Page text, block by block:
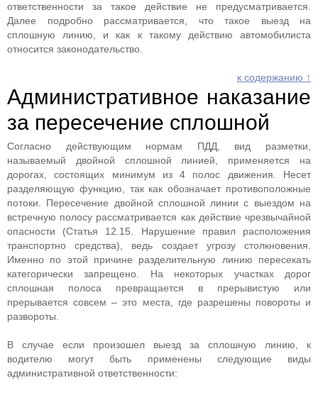
ответственности за такое действие не предусматривается.
Далее подробно рассматривается, что такое выезд на
сплошную линию, и как к такому действию автомобилиста
относится законодательство.
к содержанию ↑
Административное наказание
за пересечение сплошной
Согласно действующим нормам ПДД, вид разметки,
называемый двойной сплошной линией, применяется на
дорогах, состоящих минимум из 4 полос движения. Несет
разделяющую функцию, так как обозначает противоположные
потоки. Пересечение двойной сплошной линии с выездом на
встречную полосу рассматривается как действие чрезвычайной
опасности (Статья 12.15. Нарушение правил расположения
транспортно средства), ведь создает угрозу столкновения.
Именно по этой причине разделительную линию пересекать
категорически запрещено. На некоторых участках дорог
сплошная полоса превращается в прерывистую или
прерывается совсем – это места, где разрешены повороты и
развороты.
В случае если произошел выезд за сплошную линию, к
водителю могут быть применены следующие виды
административной ответственности: